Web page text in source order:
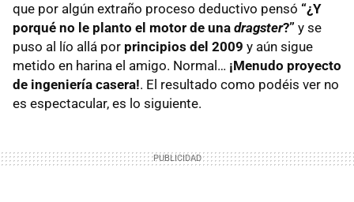
que por algún extraño proceso deductivo pensó “¿Y
porqué no le planto el motor de una dragster?” y se
puso al lío allá por principios del 2009 y aún sigue
metido en harina el amigo. Normal… ¡Menudo proyecto
de ingeniería casera!. El resultado como podéis ver no
es espectacular, es lo siguiente.